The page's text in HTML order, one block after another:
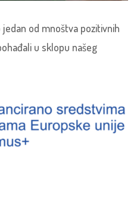
od mnoštva pozitivnih
u sklopu našeg